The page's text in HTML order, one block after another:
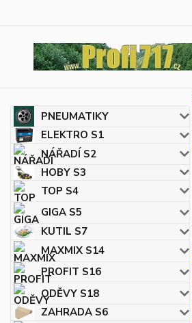
PNEUMATIKY
ELEKTRO S1
NÁŘADÍ S2
HOBY S3
TOP S4
GIGA S5
KUTIL S7
MAXMIX S14
PROFIT S16
ODĚVY S18
ZAHRADA S6